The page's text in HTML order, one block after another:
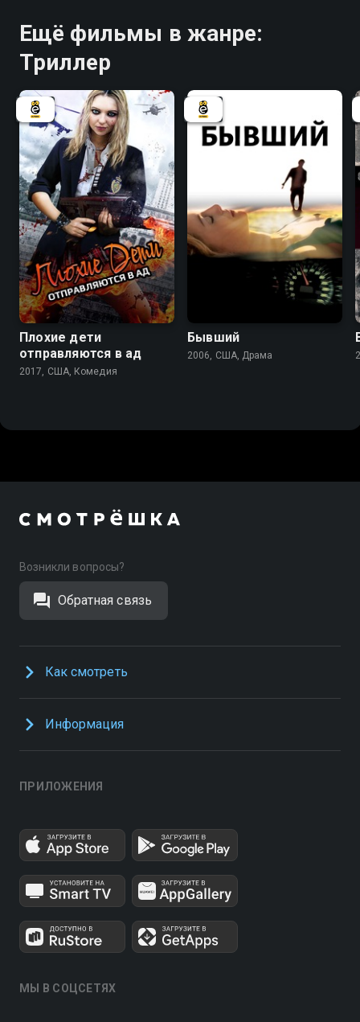
Ещё фильмы в жанре:
Триллер
4.8 4.7
Плохие дети
отправляются в ад
2017, США, Комедия
Бывший
2006, США, Драма
Возникли вопросы?
Обратная связь
Как смотреть
Информация
ПРИЛОЖЕНИЯ
МЫ В СОЦСЕТЯХ